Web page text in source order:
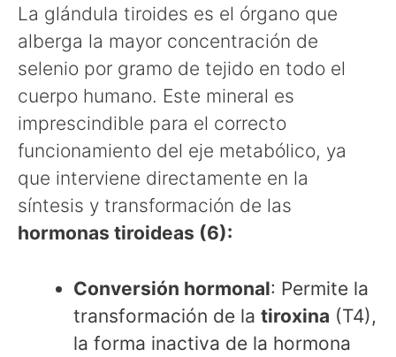
La glándula tiroides es el órgano que
alberga la mayor concentración de
selenio por gramo de tejido en todo el
cuerpo humano. Este mineral es
imprescindible para el correcto
funcionamiento del eje metabólico, ya
que interviene directamente en la
síntesis y transformación de las
hormonas tiroideas (6):
Conversión hormonal: Permite la
transformación de la tiroxina (T4),
la forma inactiva de la hormona